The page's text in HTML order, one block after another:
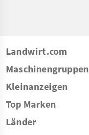
Landwirt.com
Maschinengruppen
Kleinanzeigen
Top Marken
Länder